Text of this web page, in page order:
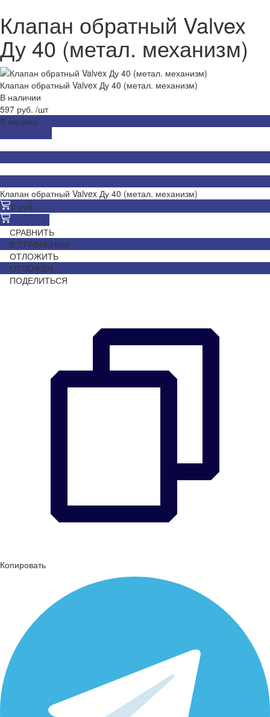
Клапан обратный Valvex
Ду 40 (метал. механизм)
Клапан обратный Valvex Ду 40 (метал. механизм)
В наличии
597 руб. /шт
В корзину
Клапан обратный Valvex Ду 40 (метал. механизм)
0 руб.
СРАВНИТЬ
В СРАВНЕНИИ
ОТЛОЖИТЬ
ОТЛОЖЕН
ПОДЕЛИТЬСЯ
Копировать